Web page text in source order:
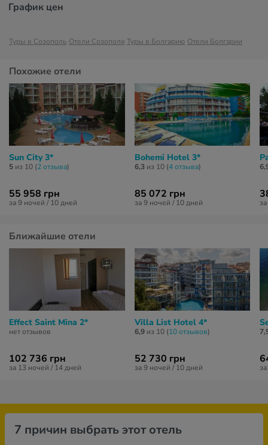
График цен
Туры в Созополь Отели Созополя Туры в Болгарию Отели Болгарии
Похожие отели
Sun City 3*
5 из 10 (2 отзывa)
55 958 грн
за 9 ночей / 10 дней
Bohemi Hotel 3*
6,3из 10 (4 отзывa)
85 072 грн
за 9 ночей / 10 дней
Ближайшие отели
Effect Saint Mina 2*
нет отзывов
102 736 грн
за 13 ночей / 14 дней
Villa List Hotel 4*
6,9из 10 (10 отзывов)
52 730 грн
за 9 ночей / 10 дней
7 причин выбрать этот отель